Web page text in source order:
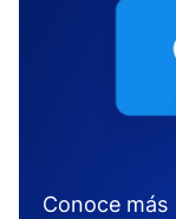
Conoce más